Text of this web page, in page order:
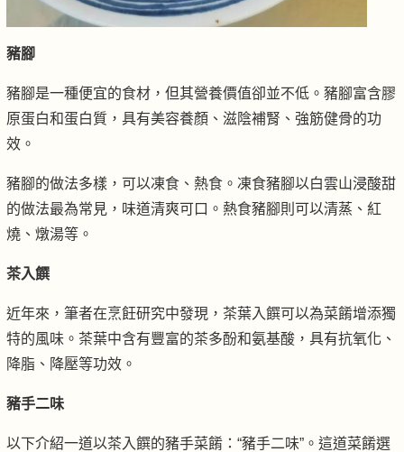
豬腳
豬腳是一種便宜的食材，但其營養價值卻並不低。豬腳富含膠
原蛋白和蛋白質，具有美容養顏、滋陰補腎、強筋健骨的功
效。
豬腳的做法多樣，可以凍食、熱食。凍食豬腳以白雲山浸酸甜
的做法最為常見，味道清爽可口。熱食豬腳則可以清蒸、紅
燒、燉湯等。
茶入饌
近年來，筆者在烹飪研究中發現，茶葉入饌可以為菜餚增添獨
特的風味。茶葉中含有豐富的茶多酚和氨基酸，具有抗氧化、
降脂、降壓等功效。
豬手二味
以下介紹一道以茶入饌的豬手菜餚：“豬手二味”。這道菜餚選